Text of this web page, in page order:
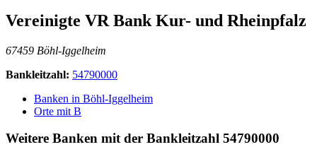
Vereinigte VR Bank Kur- und Rheinpfalz
67459 Böhl-Iggelheim
Bankleitzahl: 54790000
Banken in Böhl-Iggelheim
Orte mit B
Weitere Banken mit der Bankleitzahl 54790000